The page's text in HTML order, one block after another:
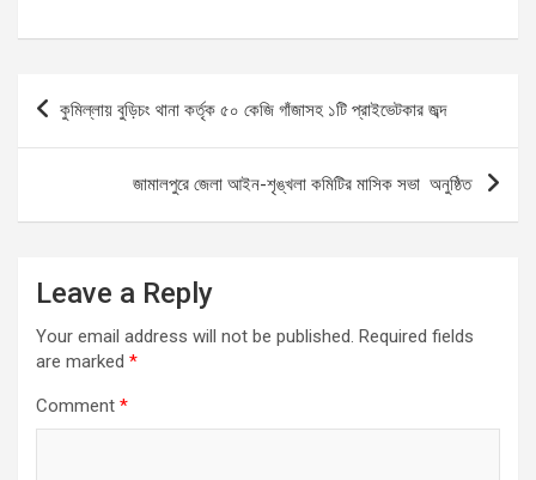
ce
b
o
ail at
A
p
p
se
g
er
ar
e
Post
navigation
কুমিল্লায় বুড়িচং থানা কর্তৃক ৫০ কেজি গাঁজাসহ ১টি প্রাইভেটকার জব্দ
জামালপুরে জেলা আইন-শৃঙ্খলা কমিটির মাসিক সভা অনুষ্ঠিত
Leave a Reply
Your email address will not be published. Required fields
are marked *
Comment *